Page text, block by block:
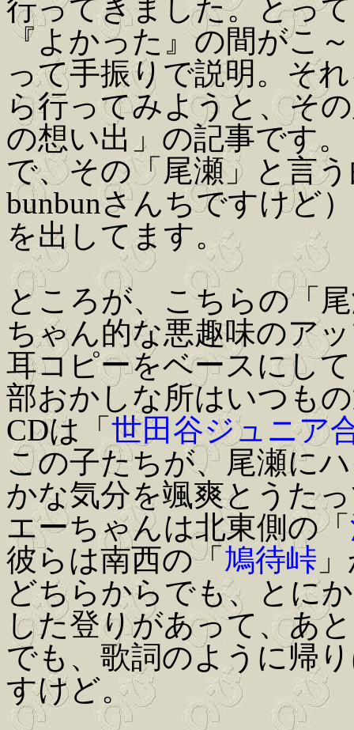
行ってきました。とっ
『よかった』の間がこ
って手振りで説明。そ
ら行ってみようと、そ
の想い出」の記事です。
で、その「尾瀬」と言
bunbunさんちですけど
を出してます。
ところが、こちらの「
ちゃん的な悪趣味のア
耳コピーをベースにし
部おかしな所はいつも
CDは「 世田谷ジュニア
この子たちが、尾瀬に
かな気分を颯爽とうた
エーちゃんは北東側の「
彼らは南西の「 鳩待峠
どちらからでも、とに
した登りがあって、あ
でも、歌詞のように帰
すけど。